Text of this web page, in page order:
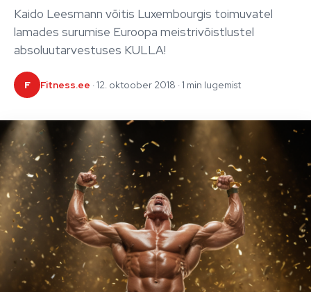
Kaido Leesmann võitis Luxembourgis toimuvatel
lamades surumise Euroopa meistrivõistlustel
absoluutarvestuses KULLA!
F Fitness.ee · 12. oktoober 2018 · 1 min lugemist